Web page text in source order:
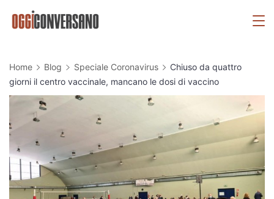
Home Blog Speciale Coronavirus
Chiuso da quattro
giorni il centro vaccinale, mancano le dosi di vaccino